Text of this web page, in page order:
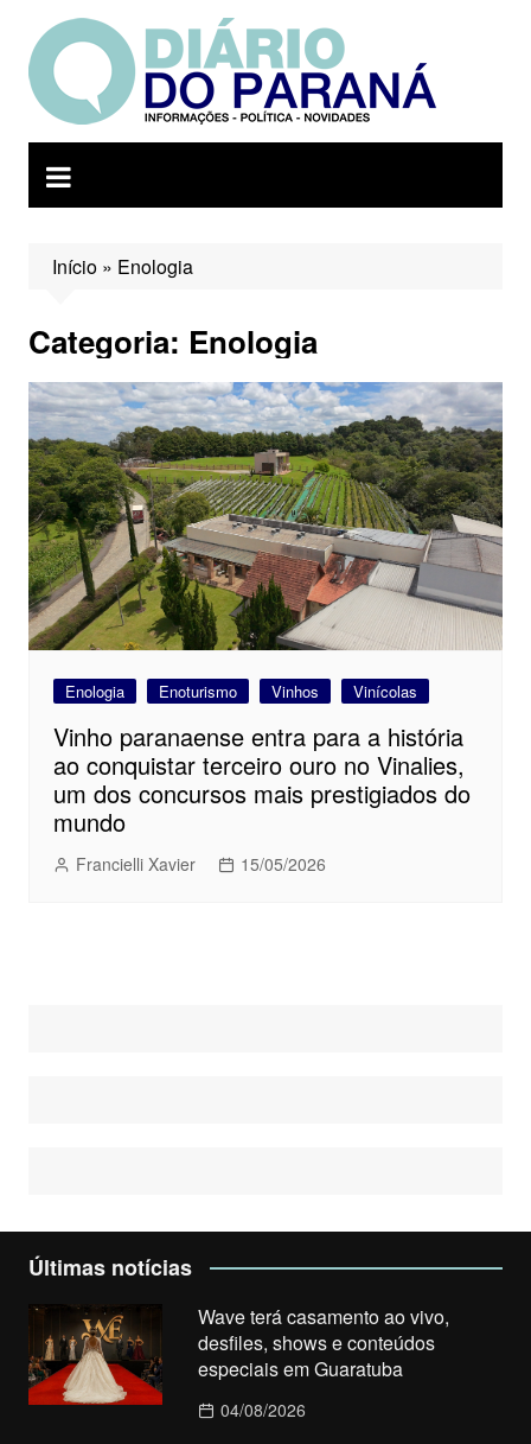
para
conteúdo
Início» Enologia
Categoria: Enologia
Enologia Enoturismo Vinhos Vinícolas
Vinho paranaense entra para a história
ao conquistar terceiro ouro no Vinalies,
um dos concursos mais prestigiados do
mundo
Francielli Xavier 15/05/2026
Últimas notícias
Wave terá casamento ao vivo,
desfiles, shows e conteúdos
especiais em Guaratuba
04/08/2026